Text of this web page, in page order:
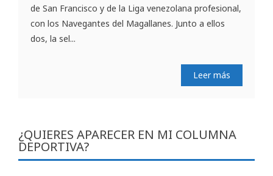
de San Francisco y de la Liga venezolana profesional,
con los Navegantes del Magallanes. Junto a ellos
dos, la sel...
Leer más
¿QUIERES APARECER EN MI COLUMNA
DEPORTIVA?